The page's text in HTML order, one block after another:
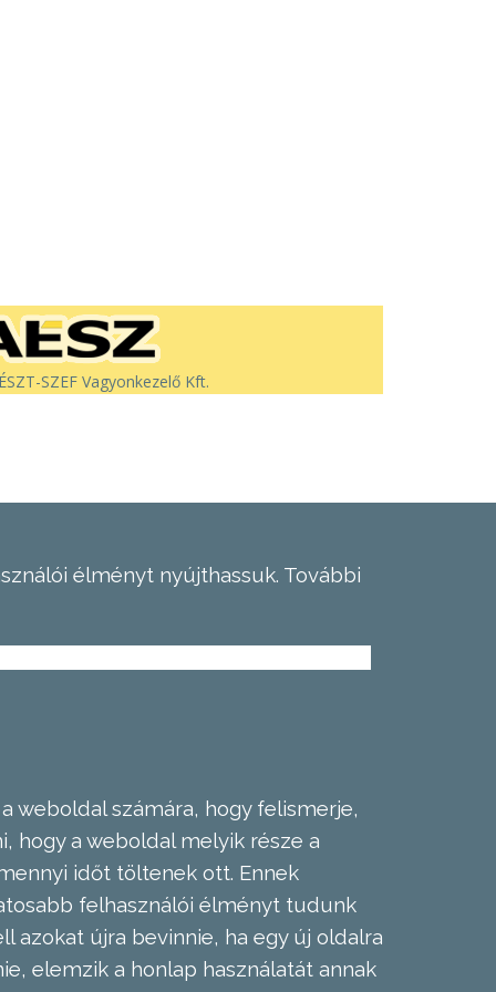
SZEF Vagyonkezelő Kft.
élményt nyújthassuk. További
weboldal számára, hogy felismerje,
hogy a weboldal melyik része a
időt töltenek ott. Ennek
felhasználói élményt tudunk
azokat újra bevinnie, ha egy új oldalra
elemzik a honlap használatát annak